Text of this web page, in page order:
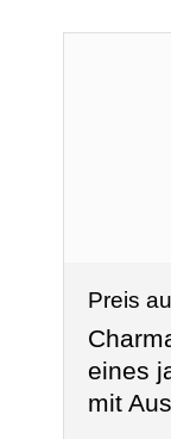
Preis
eines
mit